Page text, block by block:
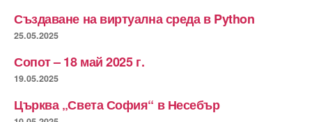
Създаване на виртуална среда в Python
25.05.2025
Сопот – 18 май 2025 г.
19.05.2025
Църква „Света София“ в Несебър